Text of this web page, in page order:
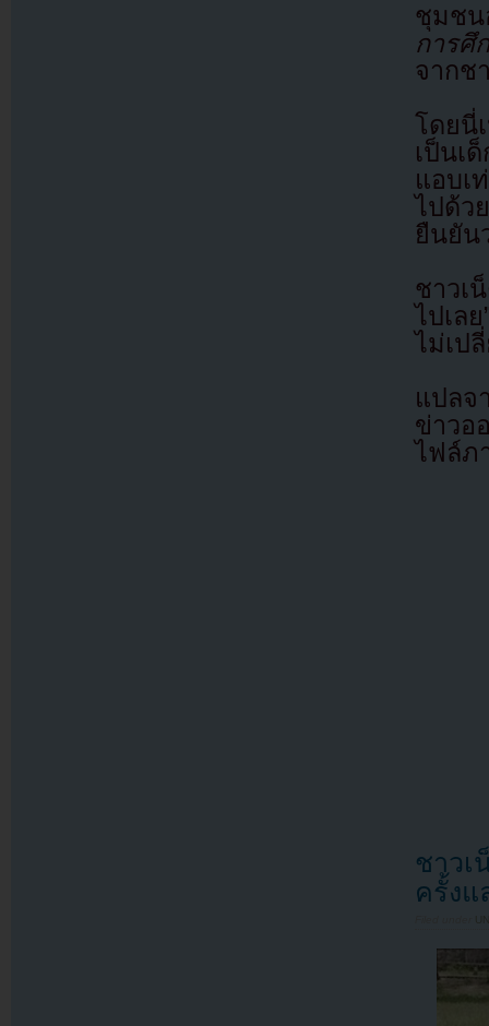
ชุมชน
การศึ
จากช
โดยนี่
เป็นเ
แอบเ
ไปด้ว
ยืนยัน
ชาวเ
ไปเล
ไม่เป
แปลจ
ข่าว
ไฟล์ภ
ชาวเ
ครั้งแ